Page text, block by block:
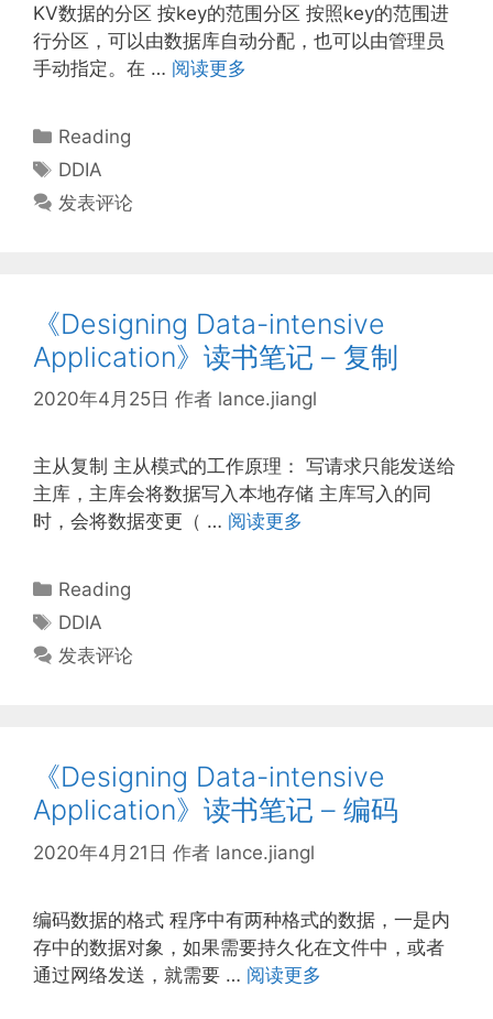
KV数据的分区 按key的范围分区 按照key的范围进
行分区，可以由数据库自动分配，也可以由管理员
手动指定。在 … 阅读更多
分
类
Reading
标
签
DDIA
发表评论
《Designing Data-intensive
Application》读书笔记 – 复制
2020年4月25日 作者 lance.jiangl
主从复制 主从模式的工作原理： 写请求只能发送给
主库，主库会将数据写入本地存储 主库写入的同
时，会将数据变更（ … 阅读更多
分
类
Reading
标
签
DDIA
发表评论
《Designing Data-intensive
Application》读书笔记 – 编码
2020年4月21日 作者 lance.jiangl
编码数据的格式 程序中有两种格式的数据，一是内
存中的数据对象，如果需要持久化在文件中，或者
通过网络发送，就需要 … 阅读更多